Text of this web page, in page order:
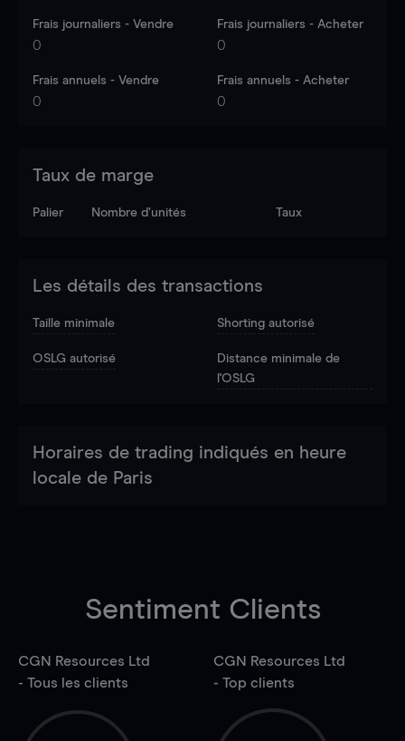
Frais journaliers - Vendre
0
Frais journaliers - Acheter
0
Frais annuels - Vendre
0
Frais annuels - Acheter
0
Taux de marge
Palier Nombre d’unités Taux
Les détails des transactions
Taille minimale Shorting autorisé
OSLG autorisé
Distance minimale de
l'OSLG
Horaires de trading indiqués en heure
locale de Paris
Sentiment Clients
CGN Resources Ltd
- Tous les clients
CGN Resources Ltd
- Top clients